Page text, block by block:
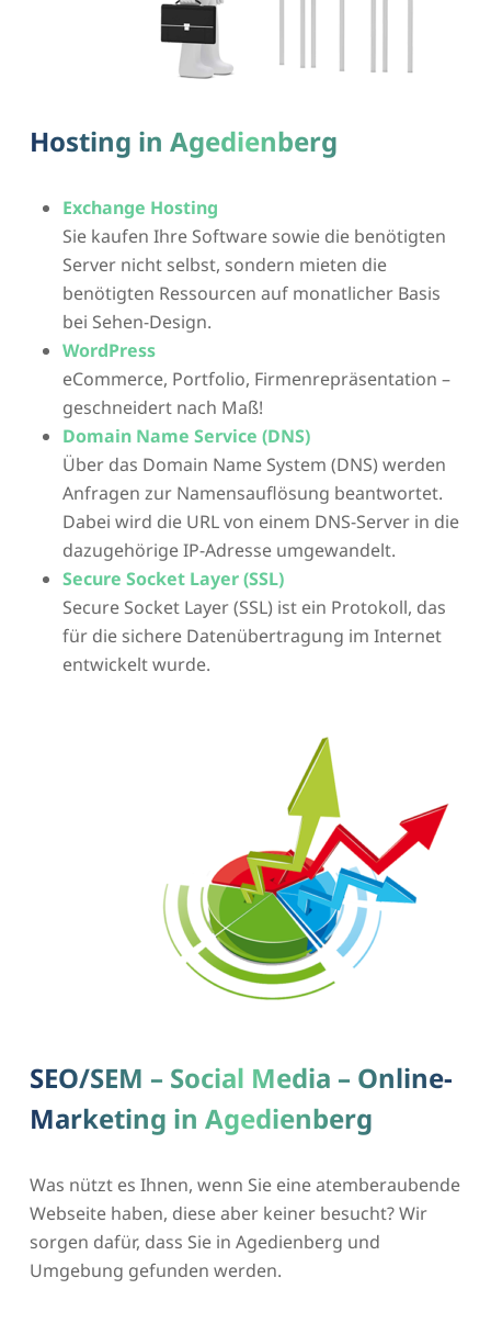
Hosting in Agedienberg
Exchange Hosting
Sie kaufen Ihre Software sowie die benötigten
Server nicht selbst, sondern mieten die
benötigten Ressourcen auf monatlicher Basis
bei Sehen-Design.
WordPress
eCommerce, Portfolio, Firmenrepräsentation –
geschneidert nach Maß!
Domain Name Service (DNS)
Über das Domain Name System (DNS) werden
Anfragen zur Namensauflösung beantwortet.
Dabei wird die URL von einem DNS-Server in die
dazugehörige IP-Adresse umgewandelt.
Secure Socket Layer (SSL)
Secure Socket Layer (SSL) ist ein Protokoll, das
für die sichere Datenübertragung im Internet
entwickelt wurde.
SEO/SEM – Social Media – Online-
Marketing in Agedienberg
Was nützt es Ihnen, wenn Sie eine atemberaubende
Webseite haben, diese aber keiner besucht? Wir
sorgen dafür, dass Sie in Agedienberg und
Umgebung gefunden werden.